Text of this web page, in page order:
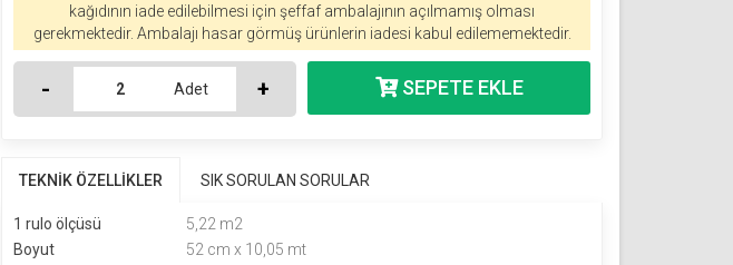
kağıdının iade edilebilmesi için şeffaf ambalajının açılmamış olması
gerekmektedir. Ambalajı hasar görmüş ürünlerin iadesi kabul edilememektedir.
- Adet +
TEKNİK ÖZELLİKLER SIK SORULAN SORULAR
1 rulo ölçüsü
5,22 m2
Boyut
52 cm x 10,05 mt